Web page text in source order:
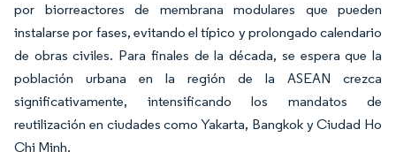
por biorreactores de membrana modulares que pueden
instalarse por fases, evitando el típico y prolongado calendario
de obras civiles. Para finales de la década, se espera que la
población urbana en la región de la ASEAN crezca
significativamente, intensificando los mandatos de
reutilización en ciudades como Yakarta, Bangkok y Ciudad Ho
Chi Minh.